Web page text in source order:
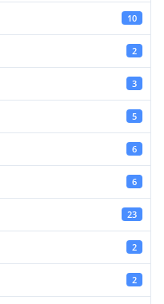
10
2
3
5
6
6
23
2
2